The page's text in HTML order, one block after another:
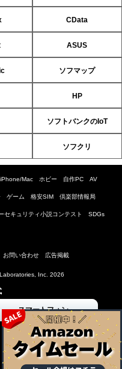
CData
ASUS
ソフマップ
HP
ソフトバンクのIoT
ソフクリ
iPhone/Mac ホビー 自作PC AV
ゲーム 格安SIM 倶楽部情報局
セキュリティ小説コンテスト SDGs
お問い合わせ 広告掲載
Inc. 2026
スマートフォン